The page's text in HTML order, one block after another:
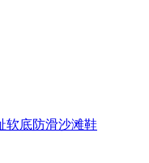
软底防滑沙滩鞋